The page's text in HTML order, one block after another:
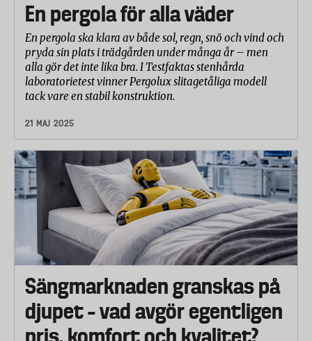
En pergola för alla väder
En pergola ska klara av både sol, regn, snö och vind och
pryda sin plats i trädgården under många år – men
alla gör det inte lika bra. I Testfaktas stenhårda
laboratorietest vinner Pergolux slitagetåliga modell
tack vare en stabil konstruktion.
21 MAJ 2025
Sängmarknaden granskas på
djupet – vad avgör egentligen
pris, komfort och kvalitet?